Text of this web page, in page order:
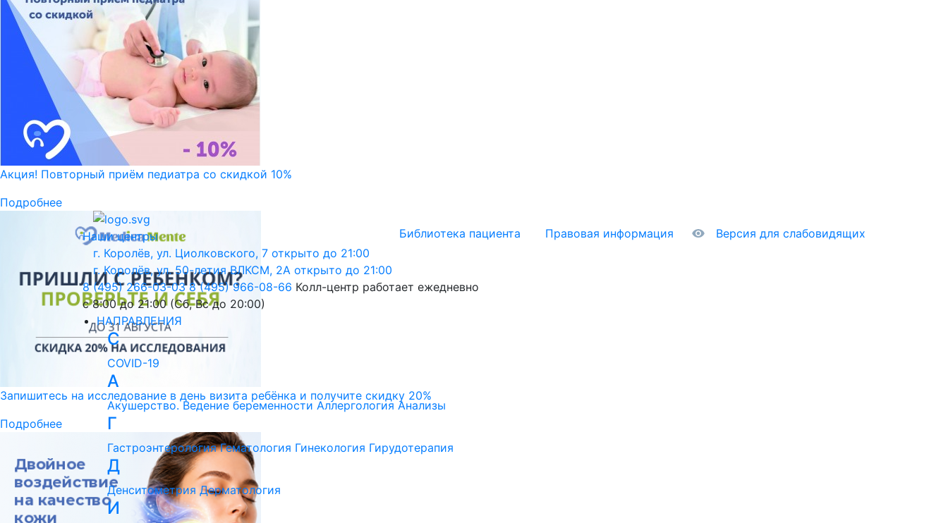
Акция! Повторный приём педиатра со скидкой 10%
Подробнее
Запишитесь на исследование в день визита ребёнка и получите скидку 20%
Подробнее
Библиотека пациента Правовая информация Версия для слабовидящих
Наши центры
г. Королёв, ул. Циолковского, 7 открыто до 21:00
г. Королёв, ул. 50-летия ВЛКСМ, 2А открыто до 21:00
8 (495) 266-03-03 8 (495) 966-08-66 Колл-центр работает ежедневно
с 8:00 до 21:00 (Сб, Вс до 20:00)
НАПРАВЛЕНИЯ
C
COVID-19
А
Акушерство. Ведение беременности Аллергология Анализы
Г
Гастроэнтерология Гематология Гинекология Гирудотерапия
Д
Денситометрия Дерматология
И